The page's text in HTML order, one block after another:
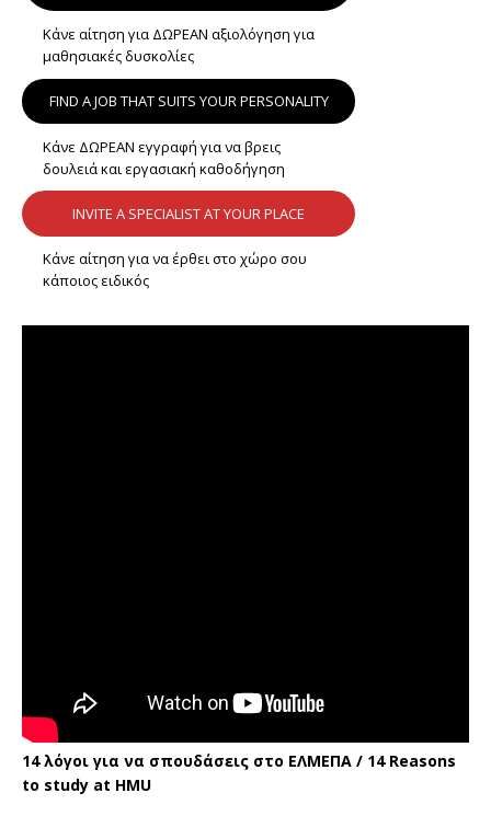
Κάνε αίτηση για ΔΩΡΕΑΝ αξιολόγηση για
μαθησιακές δυσκολίες
FIND A JOB THAT SUITS YOUR PERSONALITY
Κάνε ΔΩΡΕΑΝ εγγραφή για να βρεις
δουλειά και εργασιακή καθοδήγηση
INVITE A SPECIALIST AT YOUR PLACE
Κάνε αίτηση για να έρθει στο χώρο σου
κάποιος ειδικός
14 λόγοι για να σπουδάσεις στο ΕΛΜΕΠΑ / 14 Reasons
to study at HMU